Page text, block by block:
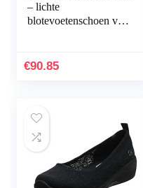
– lichte
blotevoetenschoen voor
€90.85